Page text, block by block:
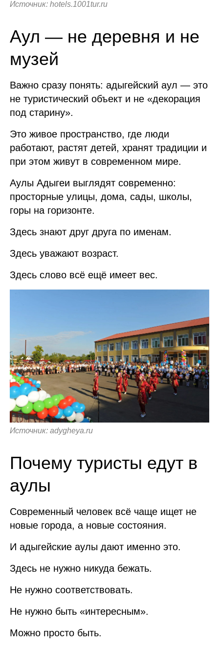
Источник: hotels.1001tur.ru
Аул — не деревня и не
музей
Важно сразу понять: адыгейский аул — это
не туристический объект и не «декорация
под старину».
Это живое пространство, где люди
работают, растят детей, хранят традиции и
при этом живут в современном мире.
Аулы Адыгеи выглядят современно:
просторные улицы, дома, сады, школы,
горы на горизонте.
Здесь знают друг друга по именам.
Здесь уважают возраст.
Здесь слово всё ещё имеет вес.
Источник: adygheya.ru
Почему туристы едут в
аулы
Современный человек всё чаще ищет не
новые города, а новые состояния.
И адыгейские аулы дают именно это.
Здесь не нужно никуда бежать.
Не нужно соответствовать.
Не нужно быть «интересным».
Можно просто быть.